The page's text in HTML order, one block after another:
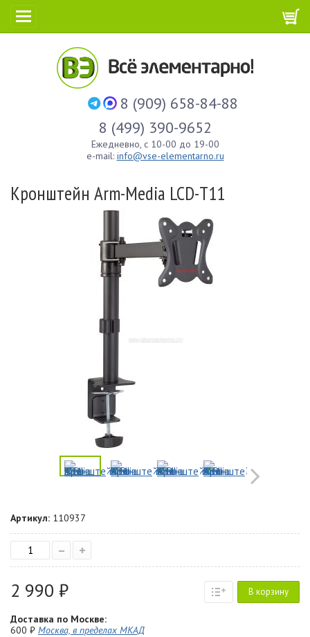
8 (909) 658-84-88
8 (499) 390-9652
Ежедневно, с 10-00 до 19-00
e-mail: info@vse-elementarno.ru
Кронштейн Arm-Media LCD-T11
Артикул: 110937
– +
2 990 ₽ В корзину
Доставка по Москве:
600 ₽ Москва, в пределах МКАД